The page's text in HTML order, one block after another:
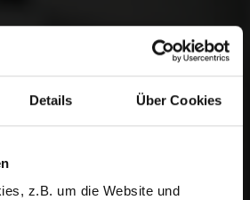
Details Über Cookies
z.B. um die Website und